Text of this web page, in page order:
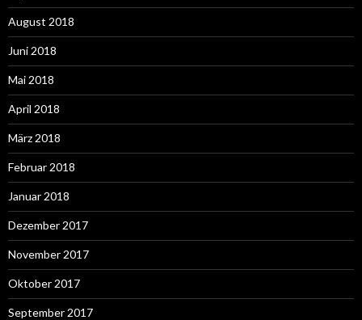
August 2018
Juni 2018
Mai 2018
April 2018
März 2018
Februar 2018
Januar 2018
Dezember 2017
November 2017
Oktober 2017
September 2017